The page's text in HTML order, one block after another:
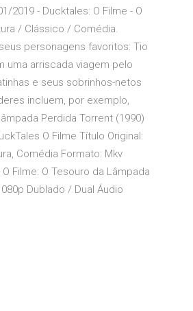
2019 - Ducktales: O Filme - O
/ Clássico / Comédia.
personagens favoritos: Tio
uma arriscada viagem pelo
e seus sobrinhos-netos
incluem, por exemplo,
Perdida Torrent (1990)
O Filme Título Original:
Comédia Formato: Mkv
Filme: O Tesouro da Lâmpada
Dublado / Dual Áudio